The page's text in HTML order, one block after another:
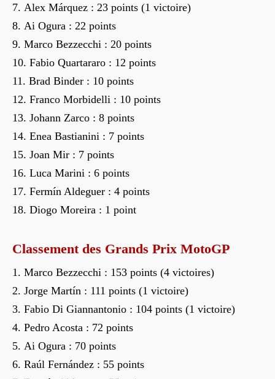
Alex Márquez : 23 points (1 victoire)
Ai Ogura : 22 points
Marco Bezzecchi : 20 points
Fabio Quartararo : 12 points
Brad Binder : 10 points
Franco Morbidelli : 10 points
Johann Zarco : 8 points
Enea Bastianini : 7 points
Joan Mir : 7 points
Luca Marini : 6 points
Fermín Aldeguer : 4 points
Diogo Moreira : 1 point
Classement des Grands Prix MotoGP
Marco Bezzecchi : 153 points (4 victoires)
Jorge Martín : 111 points (1 victoire)
Fabio Di Giannantonio : 104 points (1 victoire)
Pedro Acosta : 72 points
Ai Ogura : 70 points
Raúl Fernández : 55 points